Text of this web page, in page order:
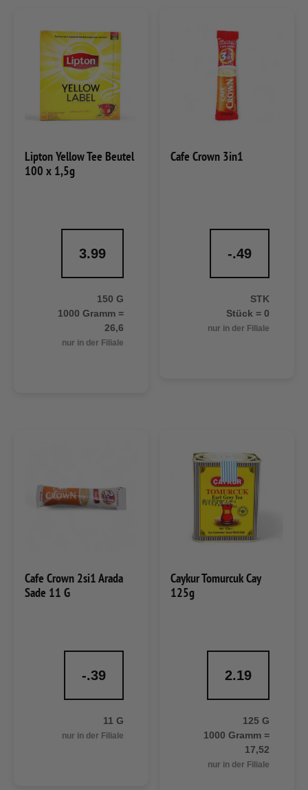
Lipton Yellow Tee Beutel
100 x 1,5g
3.99
150 G
1000 Gramm =
26,6
nur in der Filiale
Cafe Crown 3in1
-.49
STK
Stück = 0
nur in der Filiale
Cafe Crown 2si1 Arada
Sade 11 G
-.39
11 G
nur in der Filiale
Caykur Tomurcuk Cay
125g
2.19
125 G
1000 Gramm =
17,52
nur in der Filiale